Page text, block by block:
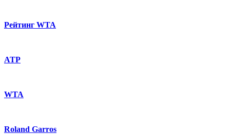
Рейтинг WTA
ATP
WTA
Roland Garros